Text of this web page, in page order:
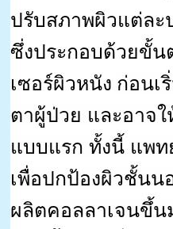
ปรับสภาพผิวแต่ละ
ซึ่งประกอบด้วยขั้น
เซอร์ผิวหนัง ก่อนเ
ตาผู้ป่วย และอาจใ
แบบแรก ทั้งนี้ แพท
เพื่อปกป้องผิวชั้นน
ผลิตคอลลาเจนขึ้น